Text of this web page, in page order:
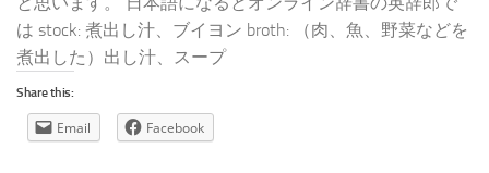
は stock: 煮出し汁、ブイヨン broth: （肉、魚、野菜などを
煮出した）出し汁、スープ
Share this:
Email Facebook